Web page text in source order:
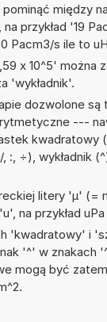
między
przykład '19
Pacm3/s ile to
x 10^5' można
'wykładnik'.
dozwolone
---
kwadratowy
:, ÷), wykładnik
litery 'µ' (=
na przykład
'kwadratowy' i
'^' w znakach
mogą być